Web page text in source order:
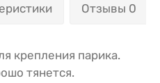
Отзывы 0
крепления парика.
тянется.